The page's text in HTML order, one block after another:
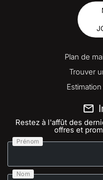
Plan de
Trouver
Restez à l'affût des
offres et
Prénom
Nom